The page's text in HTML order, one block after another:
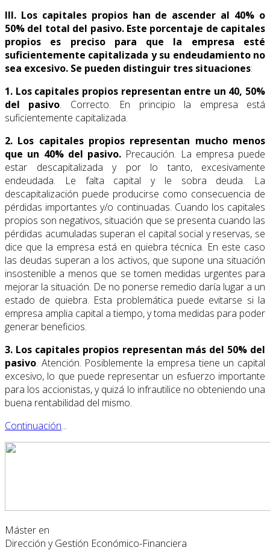
III. Los capitales propios han de ascender al 40% o
50% del total del pasivo. Este porcentaje de capitales
propios es preciso para que la empresa esté
suficientemente capitalizada y su endeudamiento no
sea excesivo. Se pueden distinguir tres situaciones:
1. Los capitales propios representan entre un 40, 50%
del pasivo. Correcto. En principio la empresa está
suficientemente capitalizada.
2. Los capitales propios representan mucho menos
que un 40% del pasivo. Precaución. La empresa puede
estar descapitalizada y por lo tanto, excesivamente
endeudada. Le falta capital y le sobra deuda. La
descapitalización puede producirse como consecuencia de
pérdidas importantes y/o continuadas. Cuando los capitales
propios son negativos, situación que se presenta cuando las
pérdidas acumuladas superan el capital social y reservas, se
dice que la empresa está en quiebra técnica. En este caso
las deudas superan a los activos, que supone una situación
insostenible a menos que se tomen medidas urgentes para
mejorar la situación. De no ponerse remedio daría lugar a un
estado de quiebra. Esta problemática puede evitarse si la
empresa amplia capital a tiempo, y toma medidas para poder
generar beneficios.
3. Los capitales propios representan más del 50% del
pasivo. Atención. Posiblemente la empresa tiene un capital
excesivo, lo que puede representar un esfuerzo importante
para los accionistas, y quizá lo infrautilice no obteniendo una
buena rentabilidad del mismo.
Continuación...
Máster en
Dirección y Gestión Económico-Financiera